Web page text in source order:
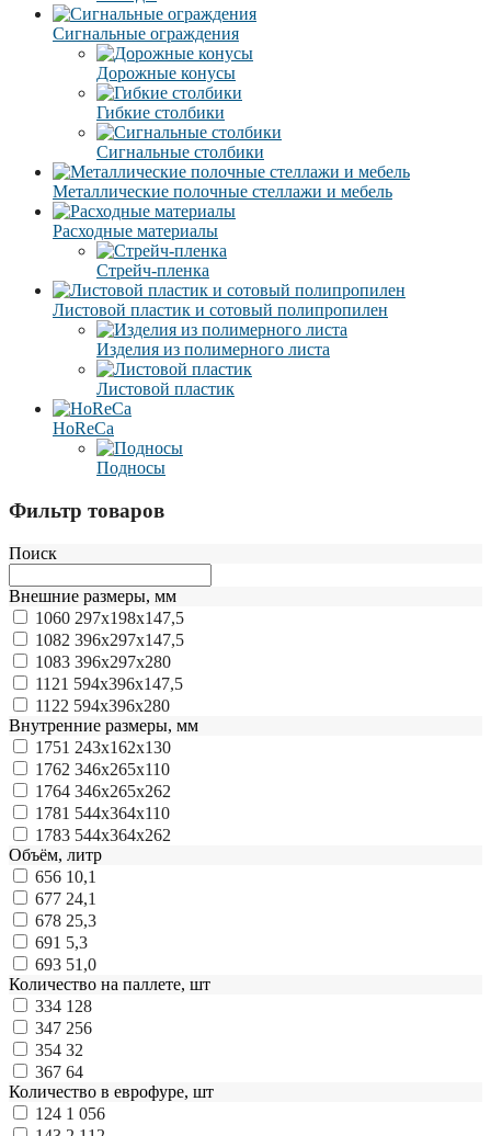
Сигнальные ограждения
Дорожные конусы
Гибкие столбики
Сигнальные столбики
Металлические полочные стеллажи и мебель
Расходные материалы
Стрейч-пленка
Листовой пластик и сотовый полипропилен
Изделия из полимерного листа
Листовой пластик
HoReCa
Подносы
Фильтр товаров
Поиск
Внешние размеры, мм
1060 297х198х147,5
1082 396х297х147,5
1083 396х297х280
1121 594х396х147,5
1122 594х396х280
Внутренние размеры, мм
1751 243х162х130
1762 346х265х110
1764 346х265х262
1781 544х364х110
1783 544х364х262
Объём, литр
656 10,1
677 24,1
678 25,3
691 5,3
693 51,0
Количество на паллете, шт
334 128
347 256
354 32
367 64
Количество в еврофуре, шт
124 1 056